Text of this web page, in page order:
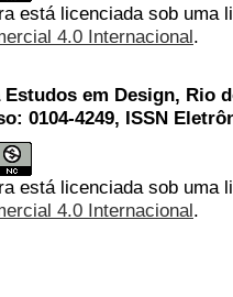
está licenciada sob uma
4.0 Internacional.
Estudos em Design, Rio
0104-4249, ISSN
está licenciada sob uma
4.0 Internacional.